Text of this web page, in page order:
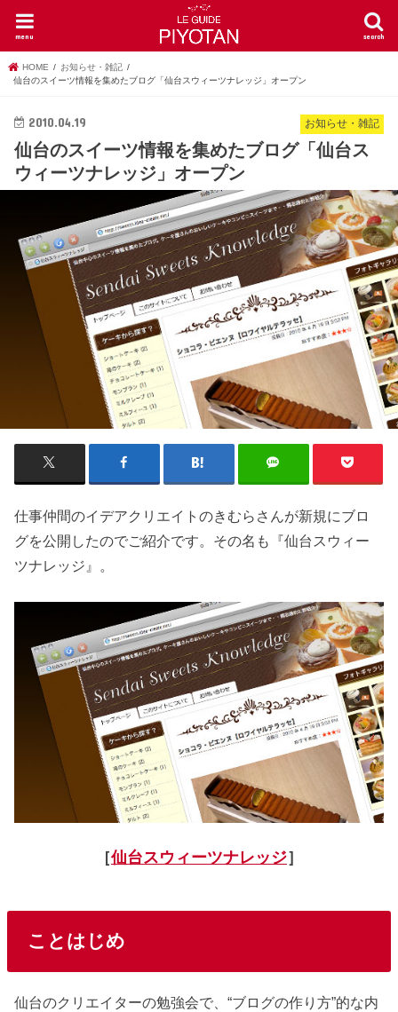
search
menu
HOME
お知らせ・雑記
仙台のスイーツ情報を集めたブログ「仙台スウィーツナレッジ」オープン
お知らせ・雑記
2010.04.19
仙台のスイーツ情報を集めたブログ「仙台ス
ウィーツナレッジ」オープン
仕事仲間のイデアクリエイトのきむらさんが新規にブロ
グを公開したのでご紹介です。その名も『仙台スウィー
ツナレッジ』。
［仙台スウィーツナレッジ］
ことはじめ
仙台のクリエイターの勉強会で、“ブログの作り方”的な内